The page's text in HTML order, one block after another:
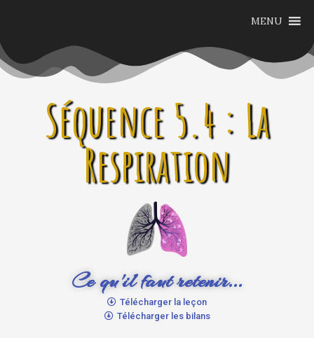
MENU
Séquence 5.4 : La
Respiration
Ce qu'il faut retenir...
Télécharger la leçon
Télécharger les bilans